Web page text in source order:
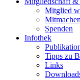
Mitglied
Mitmachen
Spenden
Infothek
Tipps zu
Links